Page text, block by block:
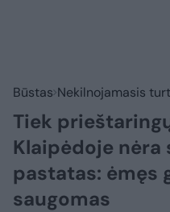
Būstas Nekilnojamasis
Tiek
Klaipėdoje nėra
pastatas: ėmęs
saugomas